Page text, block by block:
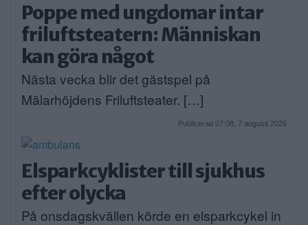
Poppe med ungdomar intar
friluftsteatern: Människan
kan göra något
Nästa vecka blir det gästspel på
Mälarhöjdens Friluftsteater. […]
Publicerad 07:08, 7 augusti 2026
Elsparkcyklister till sjukhus
efter olycka
På onsdagskvällen körde en elsparkcykel in